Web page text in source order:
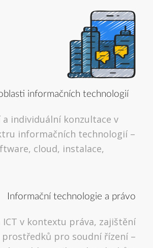
informačních technologií
a individuální konzultace v
informačních technologií –
cloud, instalace,
Informační technologie a právo
ICT v kontextu práva, zajištění
prostředků pro soudní řízení –